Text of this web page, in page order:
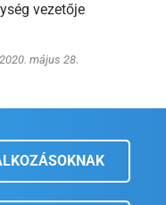
vezetője
május 28.